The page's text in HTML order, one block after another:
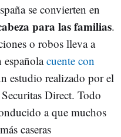
se convierten en
para las familias.
o robos lleva a
cuente con
estudio realizado por el
Direct. Todo
a que muchos
caseras